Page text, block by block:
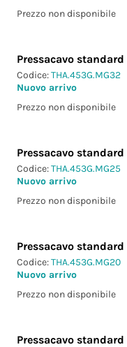
Prezzo non disponibile
Pressacavo
Codice:THA.453G.MG32
Nuovo arrivo
Prezzo non disponibile
Pressacavo
Codice:THA.453G.MG25
Nuovo arrivo
Prezzo non disponibile
Pressacavo
Codice:THA.453G.MG20
Nuovo arrivo
Prezzo non disponibile
Pressacavo